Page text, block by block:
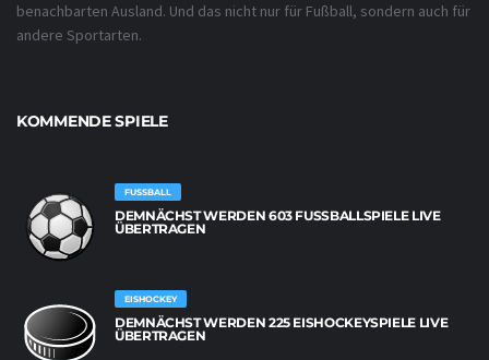
benachbarten Ausland. Und das nicht nur für Fußball, sondern auch für
andere Sportarten.
KOMMENDE SPIELE
FUSSBALL
DEMNÄCHST WERDEN 603 FUSSBALLSPIELE LIVE Ü
BERTRAGEN
EISHOCKEY
DEMNÄCHST WERDEN 225 EISHOCKEYSPIELE LIVE
ÜBERTRAGEN